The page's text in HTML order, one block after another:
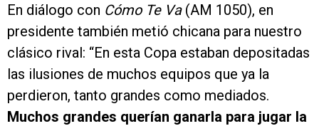
En diálogo con Cómo Te Va(AM 1050), en
presidente también metió chicana para nuestro
clásico rival: “En esta Copa estaban depositadas
las ilusiones de muchos equipos que ya la
perdieron, tanto grandes como mediados.
Muchos grandes querían ganarla para jugar la